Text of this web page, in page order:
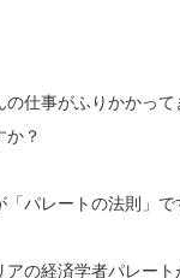
の仕事がふりかかっ
か？
パレートの法則」で
アの経済学者パレー